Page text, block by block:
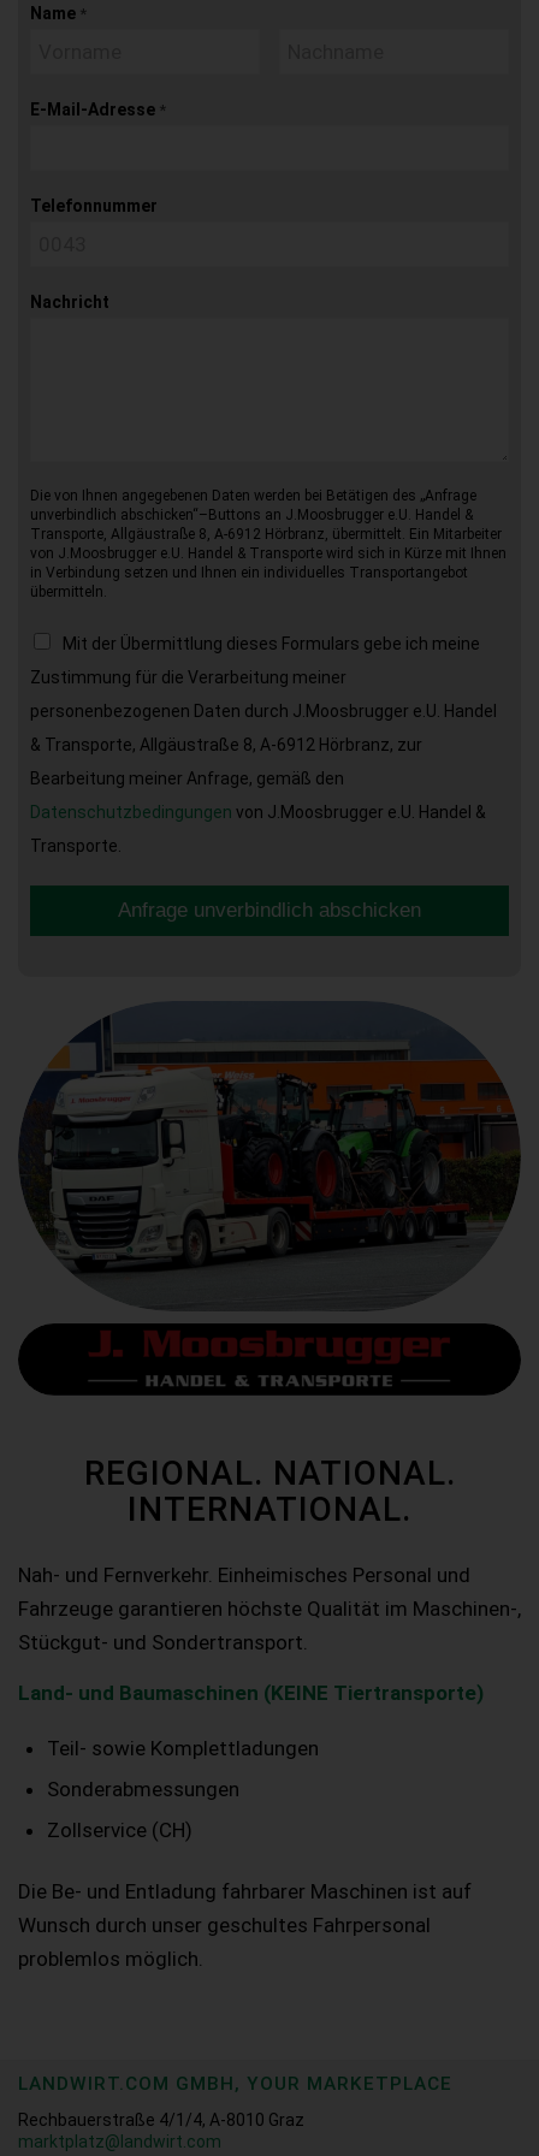
Name *
E-Mail-Adresse *
Telefonnummer
Nachricht
Die von Ihnen angegebenen Daten werden bei Betätigen des „Anfrage
unverbindlich abschicken“–Buttons an J.Moosbrugger e.U. Handel &
Transporte, Allgäustraße 8, A-6912 Hörbranz, übermittelt. Ein Mitarbeiter
von J.Moosbrugger e.U. Handel & Transporte wird sich in Kürze mit Ihnen
in Verbindung setzen und Ihnen ein individuelles Transportangebot
übermitteln.
Mit der Übermittlung dieses Formulars gebe ich meine
Zustimmung für die Verarbeitung meiner
personenbezogenen Daten durch J.Moosbrugger e.U. Handel
& Transporte, Allgäustraße 8, A-6912 Hörbranz, zur
Bearbeitung meiner Anfrage, gemäß den
Datenschutzbedingungen von J.Moosbrugger e.U. Handel &
Transporte.
Anfrage unverbindlich abschicken
REGIONAL. NATIONAL.
INTERNATIONAL.
Nah- und Fernverkehr. Einheimisches Personal und
Fahrzeuge garantieren höchste Qualität im Maschinen-,
Stückgut- und Sondertransport.
Land- und Baumaschinen (KEINE Tiertransporte)
Teil- sowie Komplettladungen
Sonderabmessungen
Zollservice (CH)
Die Be- und Entladung fahrbarer Maschinen ist auf
Wunsch durch unser geschultes Fahrpersonal
problemlos möglich.
LANDWIRT.COM GMBH, YOUR MARKETPLACE
Rechbauerstraße 4/1/4, A-8010 Graz
marktplatz@landwirt.com